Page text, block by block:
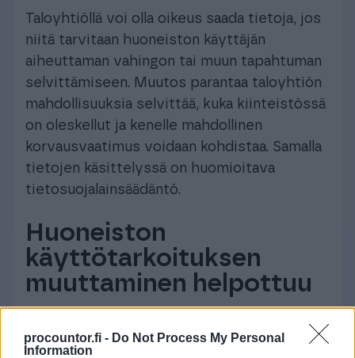
procountor.fi - Do Not Process My Personal
Information
Taloyhtiöllä voi olla oikeus saada tietoja, jos
niitä tarvitaan huoneiston käyttäjän
aiheuttaman vahingon tai muun tapahtuman
selvittämiseen. Muutos parantaa taloyhtiön
mahdollisuuksia selvittää, kuka kiinteistössä
on oleskellut ja kenelle mahdollinen
korvausvaatimus voidaan kohdistaa. Samalla
tietojen käsittelyssä on huomioitava
tietosuojalainsäädäntö.
Huoneiston
käyttötarkoituksen
muuttaminen helpottuu
liikehuoneistoja, joille ei alueellisen